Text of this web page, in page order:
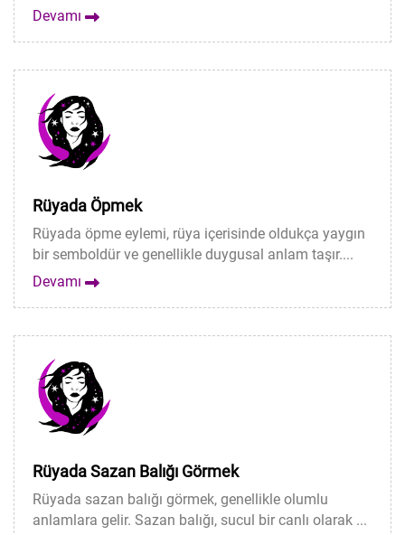
Devamı
Rüyada Öpmek
Rüyada öpme eylemi, rüya içerisinde oldukça yaygın
bir semboldür ve genellikle duygusal anlam taşır....
Devamı
Rüyada Sazan Balığı Görmek
Rüyada sazan balığı görmek, genellikle olumlu
anlamlara gelir. Sazan balığı, sucul bir canlı olarak ...